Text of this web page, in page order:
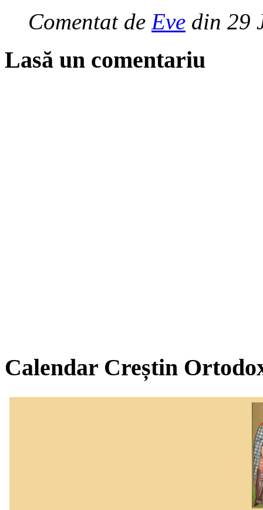
Comentat de Eve din 29
Lasă un comentariu
Calendar Creștin